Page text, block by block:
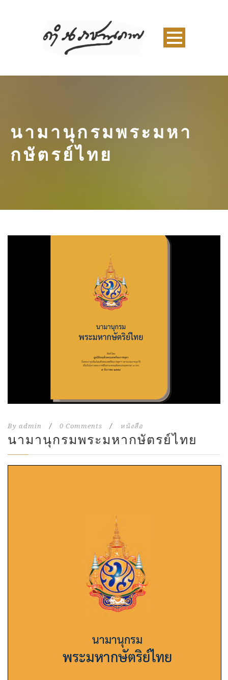
นามานุกรมพระมหา
กษัตรย์ไทย
By admin / 0 Comments / หนังสือ
นามานุกรมพระมหากษัตรย์ไทย